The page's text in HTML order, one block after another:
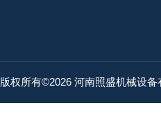
版权所有©2026 河南照盛机械设